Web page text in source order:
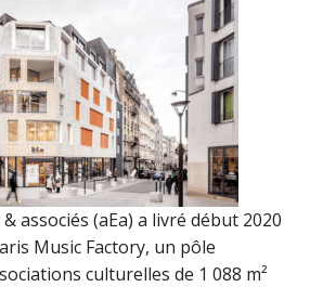
& associés (aEa) a livré début 2020
Music Factory, un pôle
culturelles de 1 088 m²